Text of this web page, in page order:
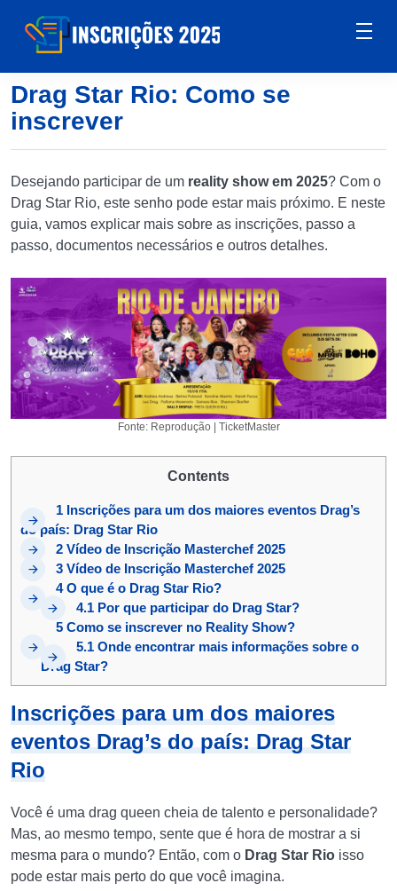
Drag Star Rio: Como se
inscrever
Desejando participar de um reality show em 2025? Com o
Drag Star Rio, este senho pode estar mais próximo. E neste
guia, vamos explicar mais sobre as inscrições, passo a
passo, documentos necessários e outros detalhes.
Fonte: Reprodução | TicketMaster
Contents
1 Inscrições para um dos maiores eventos Drag’s
do país: Drag Star Rio
2 Vídeo de Inscrição Masterchef 2025
3 Vídeo de Inscrição Masterchef 2025
4O que é o Drag Star Rio?
4.1Por que participar do Drag Star?
5 Como se inscrever no Reality Show?
5.1Onde encontrar mais informações sobre o
Drag Star?
Inscrições para um dos maiores
eventos Drag’s do país: Drag Star
Rio
Você é uma drag queen cheia de talento e personalidade?
Mas, ao mesmo tempo, sente que é hora de mostrar a si
mesma para o mundo? Então, com o Drag Star Rio isso
pode estar mais perto do que você imagina.